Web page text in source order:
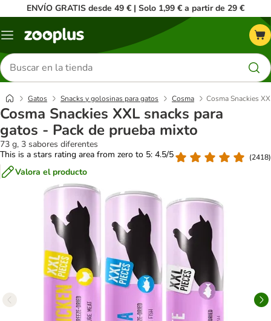
ENVÍO GRATIS desde 49 € | Solo 1,99 € a partir de 29 €
Menú
Buscar
productos
Gatos Snacks y golosinas para gatos Cosma Cosma Snackies
Cosma Snackies XXL snacks para
gatos - Pack de prueba mixto
73 g, 3 sabores diferentes
This is a stars rating area from zero to 5: 4.5/5
(2418)
Valora el producto